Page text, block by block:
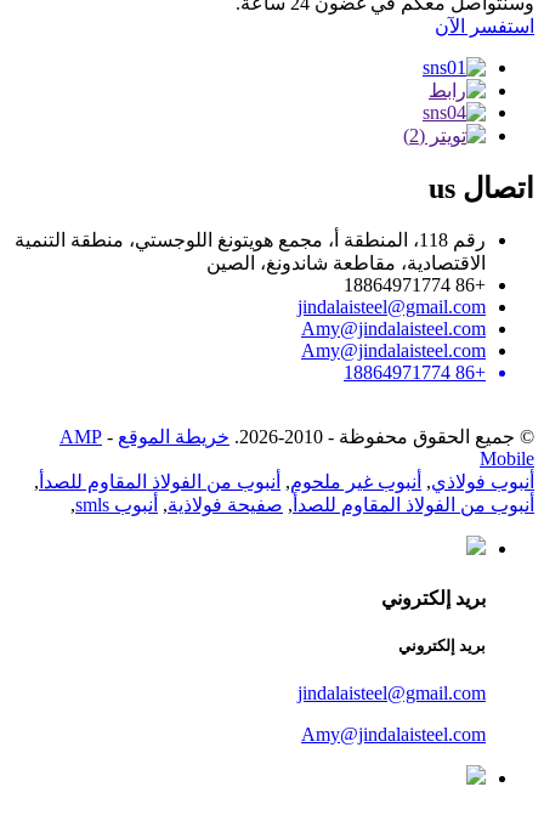
استفسر الآن
اتصال
رقم 118، المنطقة أ، مجمع هويتونغ اللوجستي، منطقة التنمية
الاقتصادية، مقاطعة شاندونغ، الصين
+86 18864971774
jindalaisteel@gmail.com
Amy@jindalaisteel.com
Amy@jindalaisteel.com
+86 18864971774
© جميع الحقوق محفوظة - 2010-2026. خريطة الموقع -
AMP
Mobile
أنبوب فولاذي, أنبوب غير ملحوم, أنبوب من الفولاذ المقاوم للصدأ ,
أنبوب من الفولاذ المقاوم للصدأ , صفيحة فولاذية, أنبوب smls ,
بريد إلكتروني
بريد إلكتروني
jindalaisteel@gmail.com
Amy@jindalaisteel.com